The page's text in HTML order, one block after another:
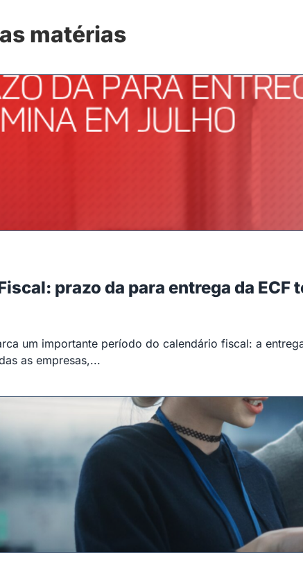
matérias
prazo da para entrega da ECF
um importante período do calendário fiscal: a
as empresas,...